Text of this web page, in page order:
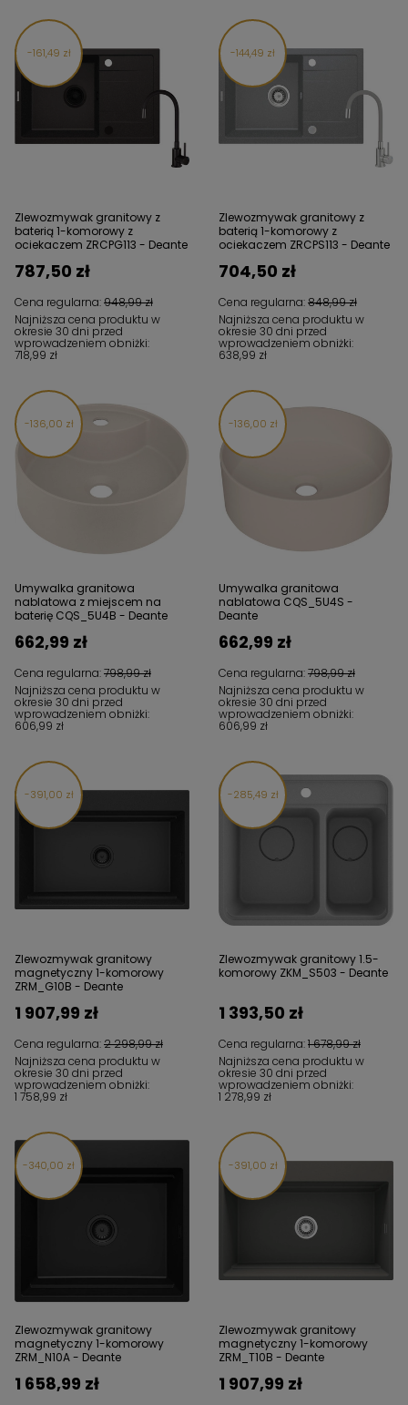
161,49 zł
Zlewozmywak granitowy z
baterią 1-komorowy z
ociekaczem ZRCPG113 - Deante
Cena regularna:948,99 zł
787,50 zł
Najniższa cena produktu w
okresie 30 dni przed
wprowadzeniem obniżki:
718,99 zł
144,49 zł
Zlewozmywak granitowy z
baterią 1-komorowy z
ociekaczem ZRCPS113 - Deante
Cena regularna:848,99 zł
704,50 zł
Najniższa cena produktu w
okresie 30 dni przed
wprowadzeniem obniżki:
638,99 zł
136,00 zł
Umywalka granitowa
nablatowa z miejscem na
baterię CQS_5U4B - Deante
Cena regularna:798,99 zł
662,99 zł
Najniższa cena produktu w
okresie 30 dni przed
wprowadzeniem obniżki:
606,99 zł
136,00 zł
Umywalka granitowa
nablatowa CQS_5U4S -
Deante
Cena regularna:798,99 zł
662,99 zł
Najniższa cena produktu w
okresie 30 dni przed
wprowadzeniem obniżki:
606,99 zł
391,00 zł
Zlewozmywak granitowy
magnetyczny 1-komorowy
ZRM_G10B - Deante
Cena regularna:2 298,99 zł
1 907,99 zł
Najniższa cena produktu w
okresie 30 dni przed
wprowadzeniem obniżki:
1 758,99 zł
285,49 zł
Zlewozmywak granitowy 1.5-
komorowy ZKM_S503 - Deante
Cena regularna:1 678,99 zł
1 393,50 zł
Najniższa cena produktu w
okresie 30 dni przed
wprowadzeniem obniżki:
1 278,99 zł
340,00 zł
Zlewozmywak granitowy
magnetyczny 1-komorowy
ZRM_N10A - Deante
1 658,99 zł
391,00 zł
Zlewozmywak granitowy
magnetyczny 1-komorowy
ZRM_T10B - Deante
1 907,99 zł